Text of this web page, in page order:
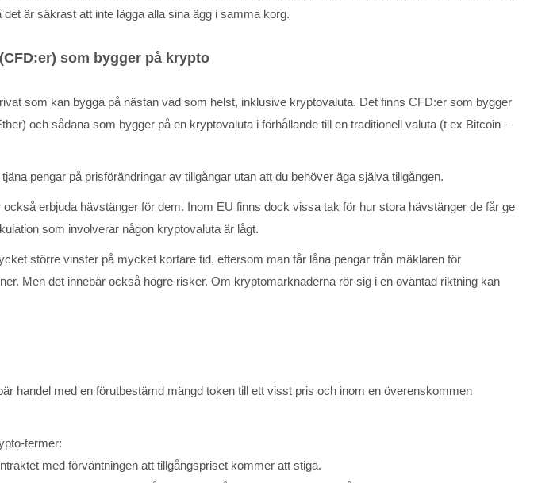
är säkrast att inte lägga alla sina ägg i samma korg.
som bygger på krypto
som kan bygga på nästan vad som helst, inklusive kryptovaluta. Det finns CFD:er som bygger
och sådana som bygger på en kryptovaluta i förhållande till en traditionell valuta (t ex Bitcoin –
pengar på prisförändringar av tillgångar utan att du behöver äga själva tillgången.
erbjuda hävstänger för dem. Inom EU finns dock vissa tak för hur stora hävstänger de får ge
som involverar någon kryptovaluta är lågt.
större vinster på mycket kortare tid, eftersom man får låna pengar från mäklaren för
Men det innebär också högre risker. Om kryptomarknaderna rör sig i en oväntad riktning kan
handel med en förutbestämd mängd token till ett visst pris och inom en överenskommen
termer:
med förväntningen att tillgångspriset kommer att stiga.